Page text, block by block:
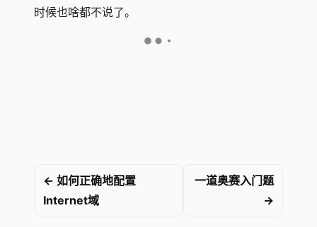
时候也啥都不说了。
← 如何正确地配置
Internet域
一道奥赛入门题
→